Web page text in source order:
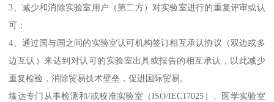
3、减少和消除实验室用户（第二方）对实验室进行的重复评审或认
可；
4、通过国与国之间的实验室认可机构签订相互承认协议（双边或多
边互认）来达到对认可的实验室出具或报告的相互承认，以此减少
重复检验，消除贸易技术壁垒，促进国际贸易。
臻达专门从事检测和/或校准实验室（ISO/IEC17025）、医学实验室